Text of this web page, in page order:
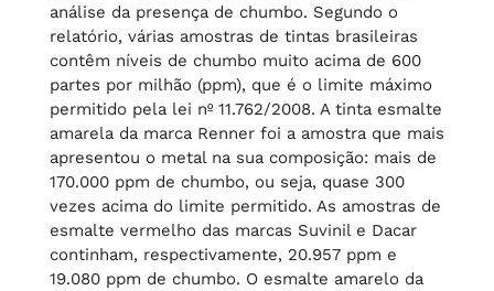
análise da presença de chumbo. Segundo o
relatório, várias amostras de tintas brasileiras
contêm níveis de chumbo muito acima de 600
partes por milhão (ppm), que é o limite máximo
permitido pela lei nº 11.762/2008. A tinta esmalte
amarela da marca Renner foi a amostra que mais
apresentou o metal na sua composição: mais de
170.000 ppm de chumbo, ou seja, quase 300
vezes acima do limite permitido. As amostras de
esmalte vermelho das marcas Suvinil e Dacar
continham, respectivamente, 20.957 ppm e
19.080 ppm de chumbo. O esmalte amarelo da